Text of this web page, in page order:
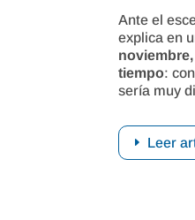
Ante el
explica en
tiempo:
sería muy
Leer